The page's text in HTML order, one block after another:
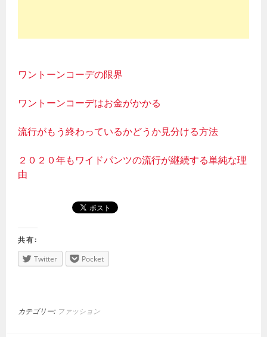
ワントーンコーデの限界
ワントーンコーデはお金がかかる
流行がもう終わっているかどうか見分ける方法
２０２０年もワイドパンツの流行が継続する単純な理
由
共有:
Twitter
Pocket
カテゴリー: ファッション